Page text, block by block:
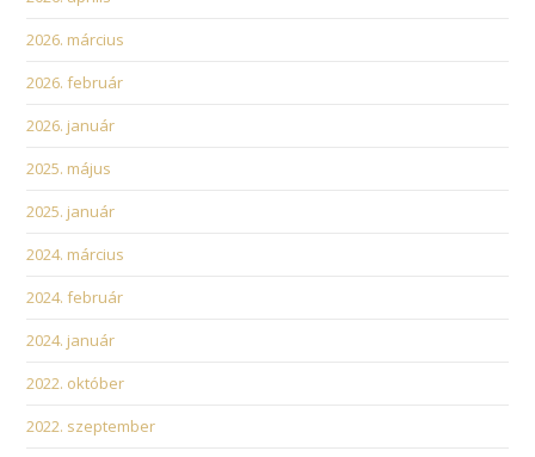
2026. március
2026. február
2026. január
2025. május
2025. január
2024. március
2024. február
2024. január
2022. október
2022. szeptember